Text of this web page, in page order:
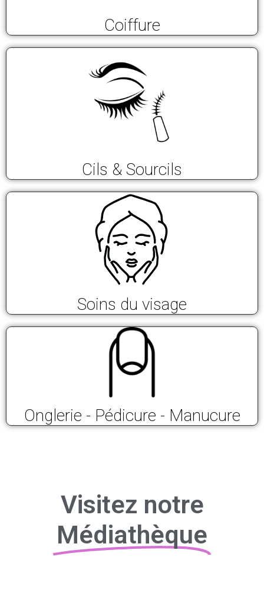
Coiffure
Cils & Sourcils
Soins du visage
Onglerie - Pédicure - Manucure
Visitez notre
Médiathèque